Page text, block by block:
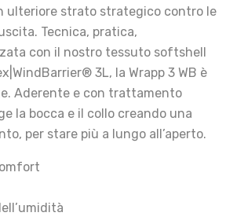
ulteriore strato strategico contro le
Tecnica, pratica,
con il nostro tessuto softshell
3L, la Wrapp 3 WB è
Aderente e con trattamento
la bocca e il collo creando una
per stare più a lungo all’aperto.